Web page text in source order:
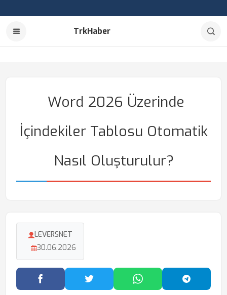
TrkHaber
Word 2026 Üzerinde
İçindekiler Tablosu Otomatik
Nasıl Oluşturulur?
LEVERSNET
30.06.2026
Facebook'ta PaylaşTwitter'da PaylaşWhatsApp'ta Paylaş